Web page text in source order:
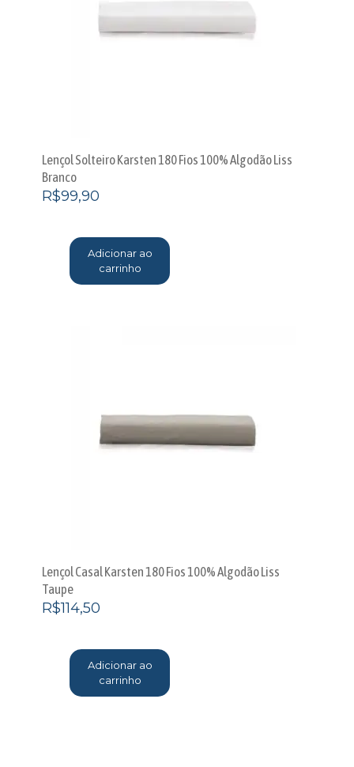
Lençol Solteiro Karsten 180 Fios 100% Algodão Liss
Branco
R$99,90
Adicionar ao
carrinho
Lençol Casal Karsten 180 Fios 100% Algodão Liss
Taupe
R$114,50
Adicionar ao
carrinho